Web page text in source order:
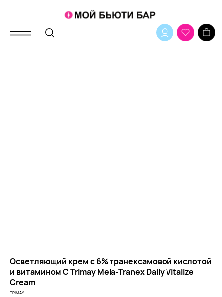
Осветляющий крем с 6% транексамовой кислотой
и витамином С Trimay Mela-Tranex Daily Vitalize
Cream
TRIMAY